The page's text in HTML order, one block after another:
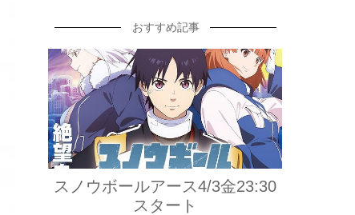
おすすめ記事
スノウボールアース4/3金23:30
スタート